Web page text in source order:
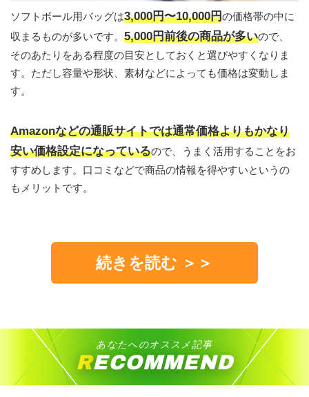
ソフトボール用バッグは3,000円〜10,000円の価格帯の中に
収まるものが多いです。 5,000円前後の商品が多いので、
そのあたりをある程度の目安としておくと選びやすくなりま
す。ただし容量や形状、素材などによっても価格は変動しま
す。
Amazonなどの通販サイトでは通常価格よりもかなり
安い価格設定になっているので、うまく活用することをお
すすめします。口コミなどで商品の情報を得やすいというの
もメリットです。
続きを読む ＞＞
あなたへのオススメ記事
RECOMMEND